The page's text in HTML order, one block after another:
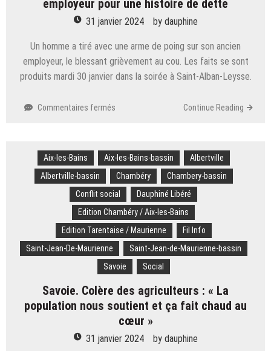
les
pistes
Corbier
employeur pour une histoire de dette
31 janvier 2024 by dauphine
Un homme a tiré avec une arme de poing sur son ancien
employeur, le blessant grièvement au cou. Les faits se sont
produits mardi 30 janvier dans la soirée à Saint-Alban-Leysse.
Commentaires fermés
tire
sur
son
ancien
employeur
pour
une
histoire
de
dette
Continue Reading
Aix-les-Bains Aix-les-Bains-bassin
Albertville
Albertville-bassin
Chambéry
Chambery-bassin
Conflit social
Dauphiné Libéré
Edition Chambéry / Aix-les-Bains
Edition Tarentaise / Maurienne
Fil Info
Saint-Jean-De-Maurienne
Saint-Jean-de-Maurienne-bassin
Savoie
Social
Savoie. Colère des agriculteurs : « La
population nous soutient et ça fait chaud au
cœur »
31 janvier 2024 by dauphine